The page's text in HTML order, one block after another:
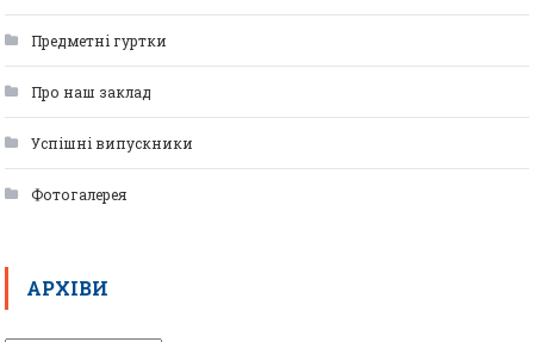
Предметні гуртки
Про наш заклад
Успішні випускники
Фотогалерея
АРХІВИ